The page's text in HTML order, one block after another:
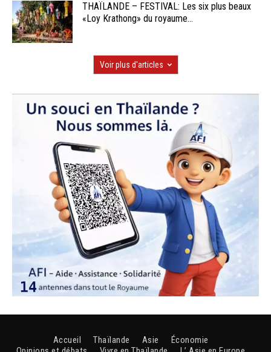
THAÏLANDE – FESTIVAL: Les six plus beaux
«Loy Krathong» du royaume...
Voir plus d'articles
Accueil Thaïlande Asie
Économie